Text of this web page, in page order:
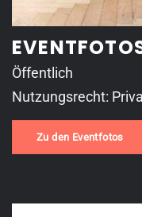
Öffentlich
Nutzungsrecht:
Zu den Eventfotos